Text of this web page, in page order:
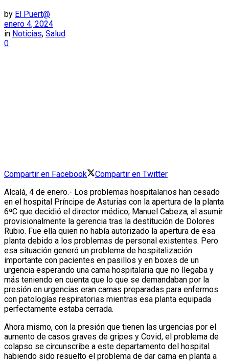
by El Puert@
enero 4, 2024
in Noticias, Salud
0
Compartir en Facebook
Compartir en Twitter
Alcalá, 4 de enero.- Los problemas hospitalarios han cesado
en el hospital Príncipe de Asturias con la apertura de la planta
6ªC que decidió el director médico, Manuel Cabeza, al asumir
provisionalmente la gerencia tras la destitución de Dolores
Rubio. Fue ella quien no había autorizado la apertura de esa
planta debido a los problemas de personal existentes. Pero
esa situación generó un problema de hospitalización
importante con pacientes en pasillos y en boxes de un
urgencia esperando una cama hospitalaria que no llegaba y
más teniendo en cuenta que lo que se demandaban por la
presión en urgencias eran camas preparadas para enfermos
con patologías respiratorias mientras esa planta equipada
perfectamente estaba cerrada.
Ahora mismo, con la presión que tienen las urgencias por el
aumento de casos graves de gripes y Covid, el problema de
colapso se circunscribe a este departamento del hospital
habiendo sido resuelto el problema de dar cama en planta a